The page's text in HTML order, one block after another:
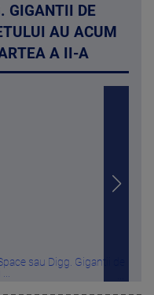
GIGANTII DE
AU ACUM
A II-A
sau Digg. Gigantii de